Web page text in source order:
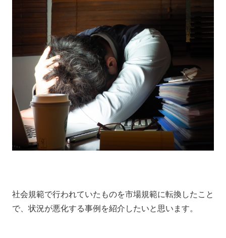
社会規範で行われていたものを市場規範に転換したこと
で、状況が悪化する事例を紹介したいと思います。